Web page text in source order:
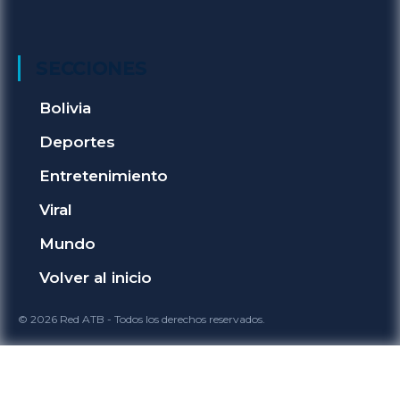
Bolivia
Deportes
Entretenimiento
Viral
Mundo
Volver al inicio
© 2026 Red ATB - Todos los derechos reservados.